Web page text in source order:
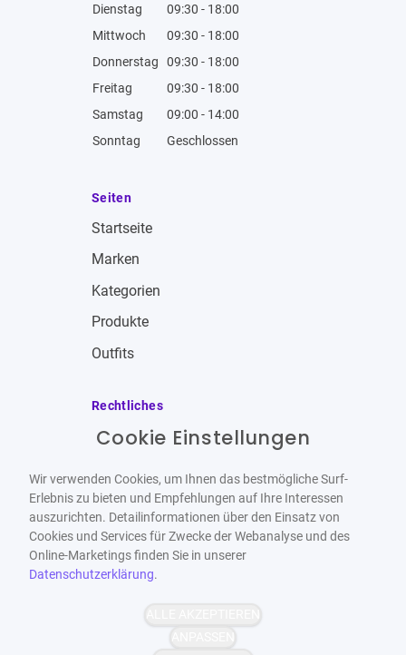
Dienstag
09:30 - 18:00
Mittwoch
09:30 - 18:00
Donnerstag
09:30 - 18:00
Freitag
09:30 - 18:00
Samstag
09:00 - 14:00
Sonntag
Geschlossen
Seiten
Startseite
Marken
Kategorien
Produkte
Outfits
Rechtliches
Impressum
Datenschutzbestimmungen
Widerrufsbelehrung
Barrierefrei
WCAG-2.1-AA
Bereitgestellt von
Cookie Einstellungen
Wir verwenden Cookies, um Ihnen das bestmögliche Surf-
Erlebnis zu bieten und Empfehlungen auf Ihre Interessen
auszurichten. Detailinformationen über den Einsatz von
Cookies und Services für Zwecke der Webanalyse und des
Online-Marketings finden Sie in unserer
Datenschutzerklärung.
ALLE AKZEPTIEREN
ANPASSEN